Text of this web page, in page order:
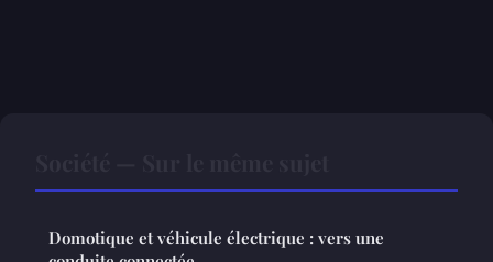
Domotique et véhicule électrique : vers une